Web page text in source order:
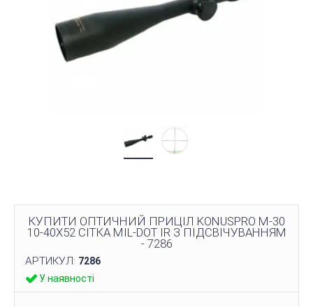
КУПИТИ ОПТИЧНИЙ ПРИЦІЛ KONUSPRO M-30
10-40X52 СІТКА MIL-DOT IR З ПІДСВІЧУВАННЯМ
- 7286
АРТИКУЛ: 7286
У наявності